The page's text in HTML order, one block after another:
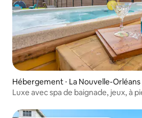
Hébergement ⋅ La Nouvelle-Orléans
Luxe avec spa de baignade, jeux, à